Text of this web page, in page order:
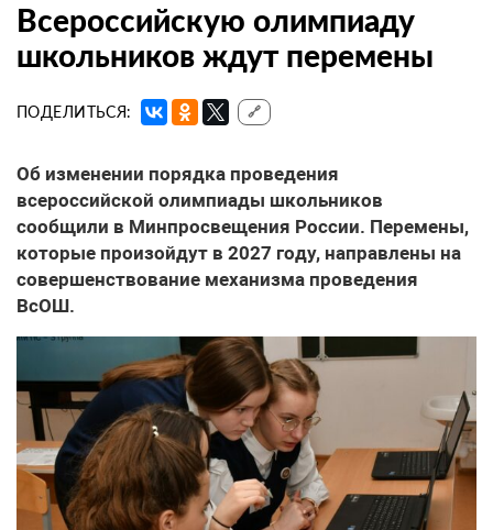
Всероссийскую олимпиаду
школьников ждут перемены
ПОДЕЛИТЬСЯ: 🔗
Об изменении порядка проведения
всероссийской олимпиады школьников
сообщили в Минпросвещения России. Перемены,
которые произойдут в 2027 году, направлены на
совершенствование механизма проведения
ВсОШ.